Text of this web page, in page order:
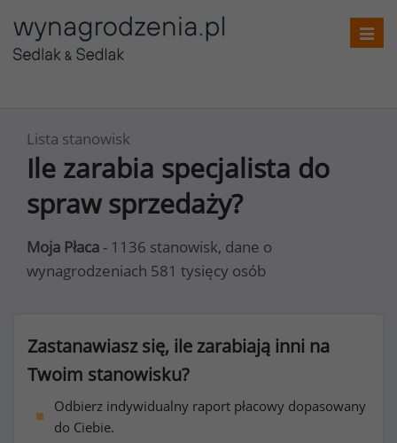
Lista stanowisk
Ile zarabia specjalista do
spraw sprzedaży?
Moja Płaca - 1136 stanowisk, dane o
wynagrodzeniach 581 tysięcy osób
Zastanawiasz się, ile zarabiają inni na
Twoim stanowisku?
Odbierz indywidualny raport płacowy dopasowany
do Ciebie.